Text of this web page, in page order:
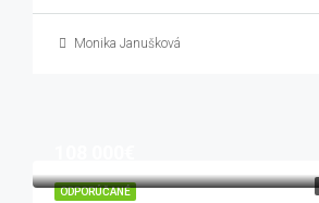
Monika Janušková
ODPORÚČANÉ